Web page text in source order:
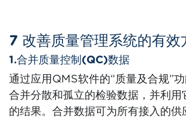
7 改善质量管理系统的有效
1.合并质量控制(QC)数据
通过应用QMS软件的“质量及合规”
合并分散和孤立的检验数据，并利用
的结果。合并数据可为所有接入的供